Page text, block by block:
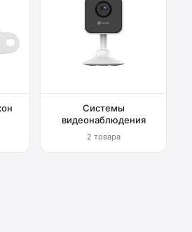
Системы
видеонаблюдения
2 товара